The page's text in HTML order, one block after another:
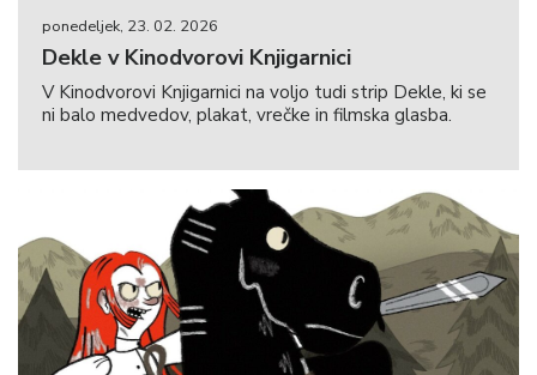
ponedeljek, 23. 02. 2026
Dekle v Kinodvorovi Knjigarnici
V Kinodvorovi Knjigarnici na voljo tudi strip Dekle, ki se
ni balo medvedov, plakat, vrečke in filmska glasba.